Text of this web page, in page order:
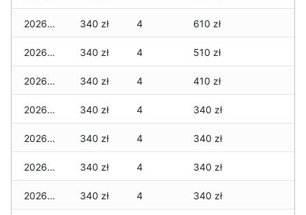
2026-07-13 340 zł 4 610 zł
2026-07-12 340 zł 4 510 zł
2026-07-11 340 zł 4 410 zł
2026-07-10 340 zł 4 340 zł
2026-07-09 340 zł 4 340 zł
2026-07-08 340 zł 4 340 zł
2026-07-07 340 zł 4 340 zł